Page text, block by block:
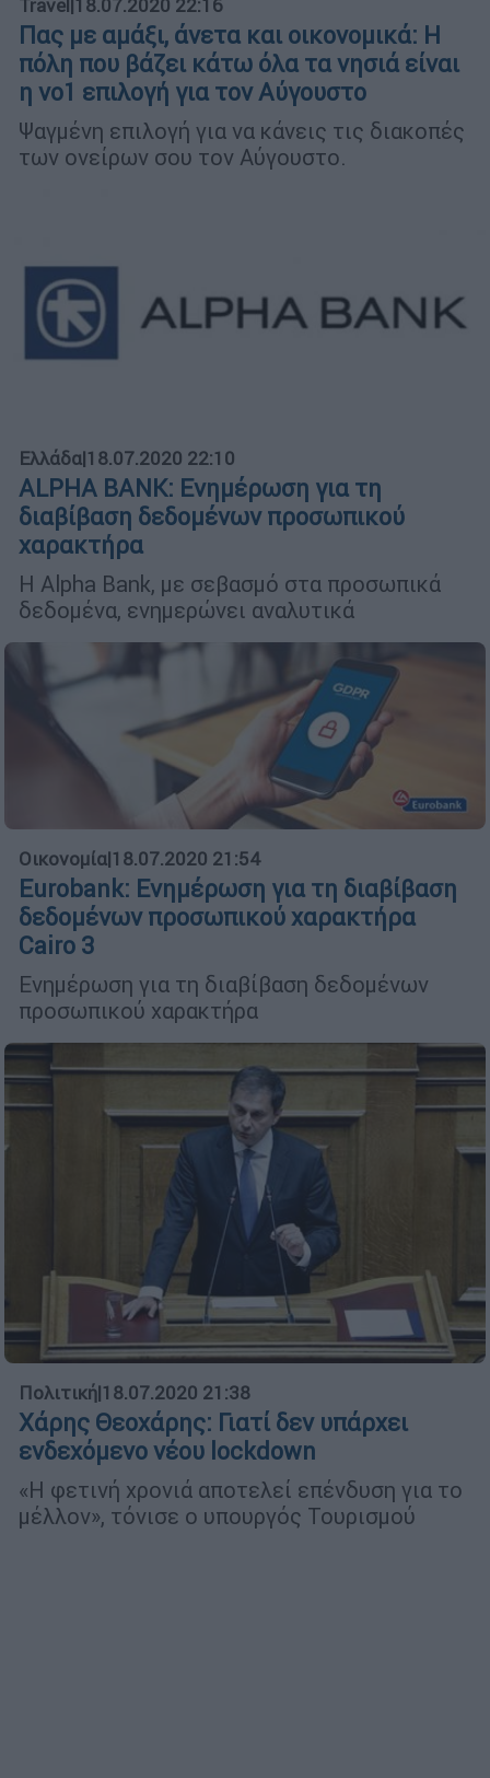
Travel |18.07.2020 22:16
Πας με αμάξι, άνετα και οικονομικά: Η
πόλη που βάζει κάτω όλα τα νησιά είναι
η νο1 επιλογή για τον Αύγουστο
Ψαγμένη επιλογή για να κάνεις τις διακοπές
των ονείρων σου τον Αύγουστο.
Ελλάδα|18.07.2020 22:10
ALPHA BANK: Ενημέρωση για τη
διαβίβαση δεδομένων προσωπικού
χαρακτήρα
Η Alpha Bank, με σεβασμό στα προσωπικά
δεδομένα, ενημερώνει αναλυτικά
Οικονομία|18.07.2020 21:54
Eurobank: Ενημέρωση για τη διαβίβαση
δεδομένων προσωπικού χαρακτήρα
Cairo 3
Ενημέρωση για τη διαβίβαση δεδομένων
προσωπικού χαρακτήρα
Πολιτική|18.07.2020 21:38
Χάρης Θεοχάρης: Γιατί δεν υπάρχει
ενδεχόμενο νέου lockdown
«Η φετινή χρονιά αποτελεί επένδυση για το
μέλλον», τόνισε ο υπουργός Τουρισμού